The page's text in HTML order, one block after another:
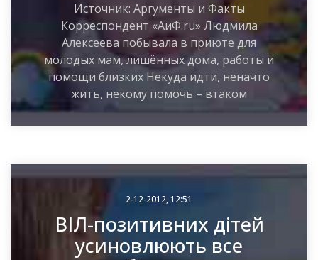
Источник: Аргументы и Факты
Корреспондент «АиФ.ru» Людмила
Алексеева побывала в приюте для
молодых мам, лишённых дома, работы и
помощи близких Некуда идти, неначто
жить, некому помочь – втаком
2-12-2012, 12:51
ВІЛ-позитивних дітей
усиновлюють все